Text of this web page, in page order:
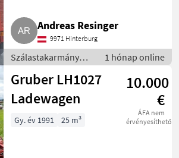
Andreas Resinger
9971 Hinterburg
Szálastakarmány
betakarítók /
Rendfelszedő
pótkocsi
1 hónap online
Gruber LH1027
Ladewagen
10.000
€
ÁFA nem
érvényesíthető
Gy. év 1991 25 m³